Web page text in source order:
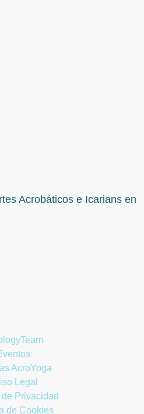
Acrobáticos e Icarians en
AcroYoga
Legal
de Privacidad
de Cookies